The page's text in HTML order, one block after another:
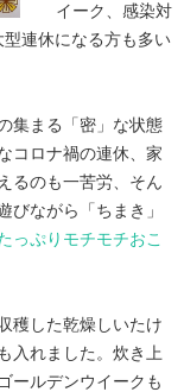
イーク、感染対
連休になる方も多い
集まる「密」な状態
コロナ禍の連休、家
るのも一苦労、そん
びながら「ちまき」
っぷりモチモチおこ
穫した乾燥しいたけ
入れました。炊き上
ールデンウイークも